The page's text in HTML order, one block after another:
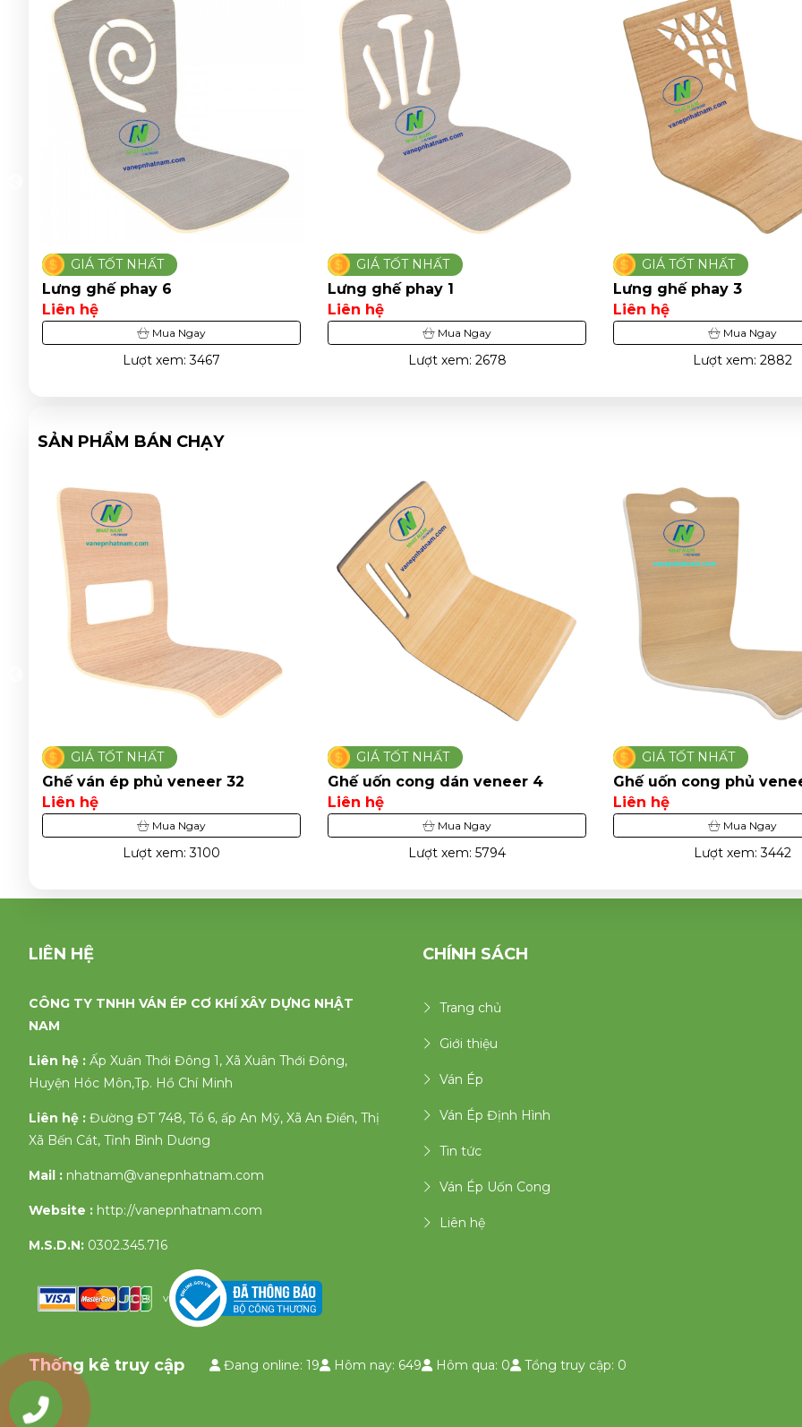
GIÁ TỐT NHẤT
Lưng ghế phay 1
Liên hệ
Mua Ngay
Lượt xem: 2678
GIÁ TỐT NHẤT
Lưng ghế phay 3
Liên hệ
Mua Ngay
Lượt xem: 2882
GIÁ TỐT NHẤT
Lưng ghế phay 2
Liên hệ
Mua Ngay
Lượt xem: 3147
SẢN PHẨM BÁN CHẠY
GIÁ TỐT NHẤT
Ghế uốn cong dán veneer 4
Liên hệ
Mua Ngay
Lượt xem: 5794
GIÁ TỐT NHẤT
Ghế uốn cong phủ veneer 19
Liên hệ
Mua Ngay
Lượt xem: 3442
GIÁ TỐT NHẤT
Ghế uốn cong dán
Liên hệ
Mua Ngay
Lượt xem:
LIÊN HỆ
CÔNG TY TNHH VÁN ÉP CƠ KHÍ XÂY DỰNG NHẬT
NAM
Liên hệ : Ấp Xuân Thới Đông 1, Xã Xuân Thới Đông,
Huyện Hóc Môn,Tp. Hồ Chí Minh
Liên hệ : Đường ĐT 748, Tổ 6, ấp An Mỹ, Xã An Điền, Thị
Xã Bến Cát, Tỉnh Bình Dương
Mail : nhatnam@vanepnhatnam.com
Website : http://vanepnhatnam.com
M.S.D.N: 0302.345.716
v
CHÍNH SÁCH
Trang chủ
Giới thiệu
Ván Ép
Ván Ép Định Hình
Tin tức
Ván Ép Uốn Cong
Liên hệ
Thống kê truy cập Đang online: 19 Hôm nay: 649 Hôm qua: 0 Tổng truy cập: 0
0903335658